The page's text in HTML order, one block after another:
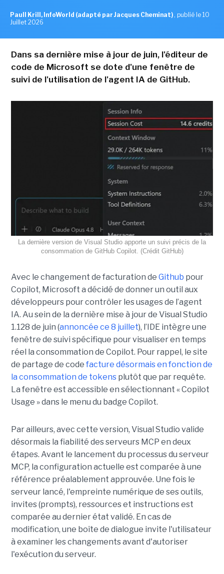
Paull Krill, InfoWorld (adapté par Jacques Cheminat) , publié le 10
Juillet 2026
Dans sa dernière mise à jour de juin, l'éditeur de
code de Microsoft se dote d'une fenêtre de
suivi de l'utilisation de l'agent IA de GitHub.
La dernière version de Visual Studio apporte un suivi précis de la
consommation de GitHub Copilot. (Crédit GitHub)
Avec le changement de facturation de Github pour
Copilot, Microsoft a décidé de donner un outil aux
développeurs pour contrôler les usages de l’agent
IA. Au sein de la dernière mise à jour de Visual Studio
1.128 de juin (annoncée ce 8 juillet), l’IDE intègre une
fenêtre de suivi spécifique pour visualiser en temps
réel la consommation de Copilot. Pour rappel, le site
de partage de code facture désormais en fonction de
la consommation de tokens plutôt que par requête.
La fenêtre est accessible en sélectionnant « Copilot
Usage » dans le menu du badge Copilot.
Par ailleurs, avec cette version, Visual Studio valide
désormais la fiabilité des serveurs MCP en deux
étapes. Avant le lancement du processus du serveur
MCP, la configuration actuelle est comparée à une
référence préalablement approuvée. Une fois le
serveur lancé, l'empreinte numérique de ses outils,
invites (prompts), ressources et instructions est
comparée au dernier état validé. En cas de
modification, une boîte de dialogue invite l'utilisateur
à examiner les changements avant d'autoriser
l'exécution du serveur.